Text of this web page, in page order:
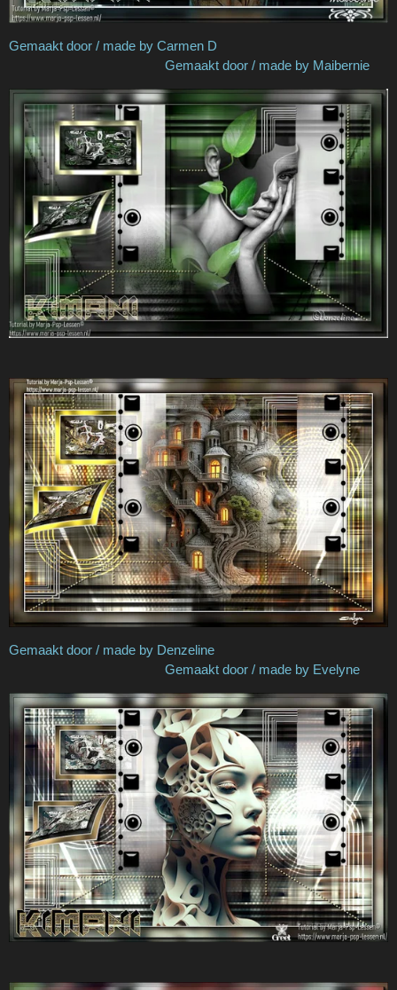
Gemaakt door / made by Carmen D
Gemaakt door / made by Maibernie
Gemaakt door / made by Denzeline
Gemaakt door / made by Evelyne